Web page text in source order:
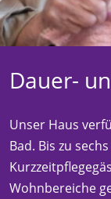
Dauer-
Unser Haus
Bad. Bis zu
Wohnbereiche